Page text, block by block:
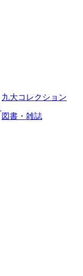
九大コレクション
図書・雑誌